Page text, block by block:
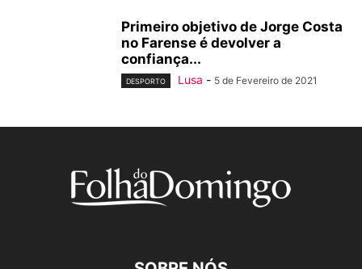
Primeiro objetivo de Jorge Costa
no Farense é devolver a
confiança...
DESPORTO Lusa - 5 de Fevereiro de 2021